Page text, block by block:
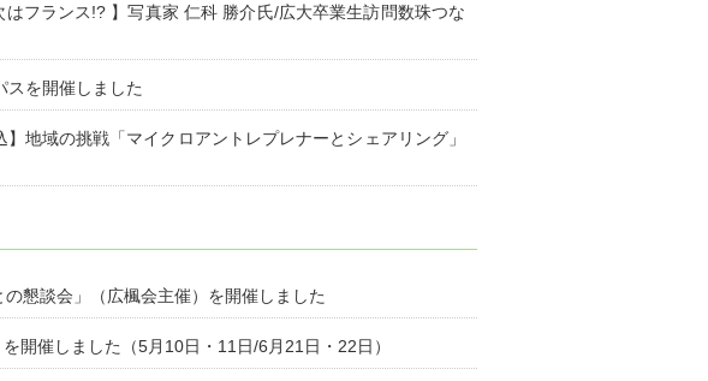
はフランス!? 】写真家 仁科 勝介氏/広大卒業生訪問数珠つな
スを開催しました
地域の挑戦「マイクロアントレプレナーとシェアリング」
懇談会」（広楓会主催）を開催しました
開催しました（5月10日・11日/6月21日・22日）